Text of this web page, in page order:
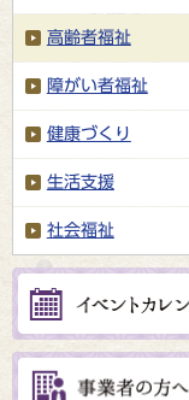
高齢者福祉
障がい者福祉
健康づくり
生活支援
社会福祉